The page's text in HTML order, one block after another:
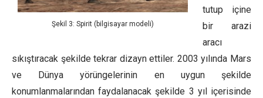
Şekil 3: Spirit (bilgisayar modeli)
tutup içine
bir arazi
aracı
sıkıştıracak şekilde tekrar dizayn ettiler. 2003 yılında Mars
ve Dünya yörüngelerinin en uygun şekilde
konumlanmalarından faydalanacak şekilde 3 yıl içerisinde